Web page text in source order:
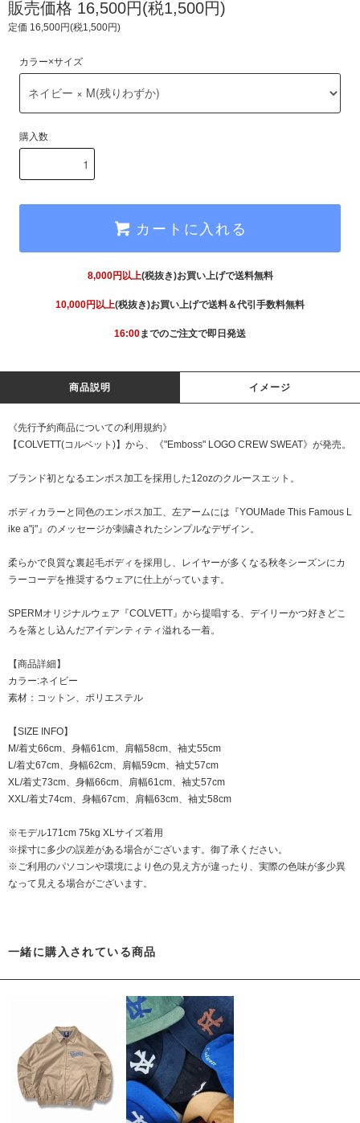
販売価格 16,500円(税1,500円)
定価 16,500円(税1,500円)
カラー×サイズ
購入数
カートに入れる
8,000円以上(税抜き)お買い上げで送料無料
10,000円以上(税抜き)お買い上げで送料＆代引手数料無料
16:00までのご注文で即日発送
商品説明 イメージ
《先行予約商品についての利用規約》
【COLVETT(コルベット)】から、《"Emboss" LOGO CREW SWEAT》が発売。
ブランド初となるエンボス加工を採用した12ozのクルースエット。
ボディカラーと同色のエンボス加工、左アームには『YOUMade This Famous L
ike a"j"』のメッセージが刺繍されたシンプルなデザイン。
柔らかで良質な裏起毛ボディを採用し、レイヤーが多くなる秋冬シーズンにカ
ラーコーデを推奨するウェアに仕上がっています。
SPERMオリジナルウェア『COLVETT』から提唱する、デイリーかつ好きどこ
ろを落とし込んだアイデンティティ溢れる一着。
【商品詳細】
カラー:ネイビー
素材：コットン、ポリエステル
【SIZE INFO】
M/着丈66cm、身幅61cm、肩幅58cm、袖丈55cm
L/着丈67cm、身幅62cm、肩幅59cm、袖丈57cm
XL/着丈73cm、身幅66cm、肩幅61cm、袖丈57cm
XXL/着丈74cm、身幅67cm、肩幅63cm、袖丈58cm
※モデル171cm 75kg XLサイズ着用
※採寸に多少の誤差がある場合がございます。御了承ください。
※ご利用のパソコンや環境により色の見え方が違ったり、実際の色味が多少異
なって見える場合がございます。
一緒に購入されている商品